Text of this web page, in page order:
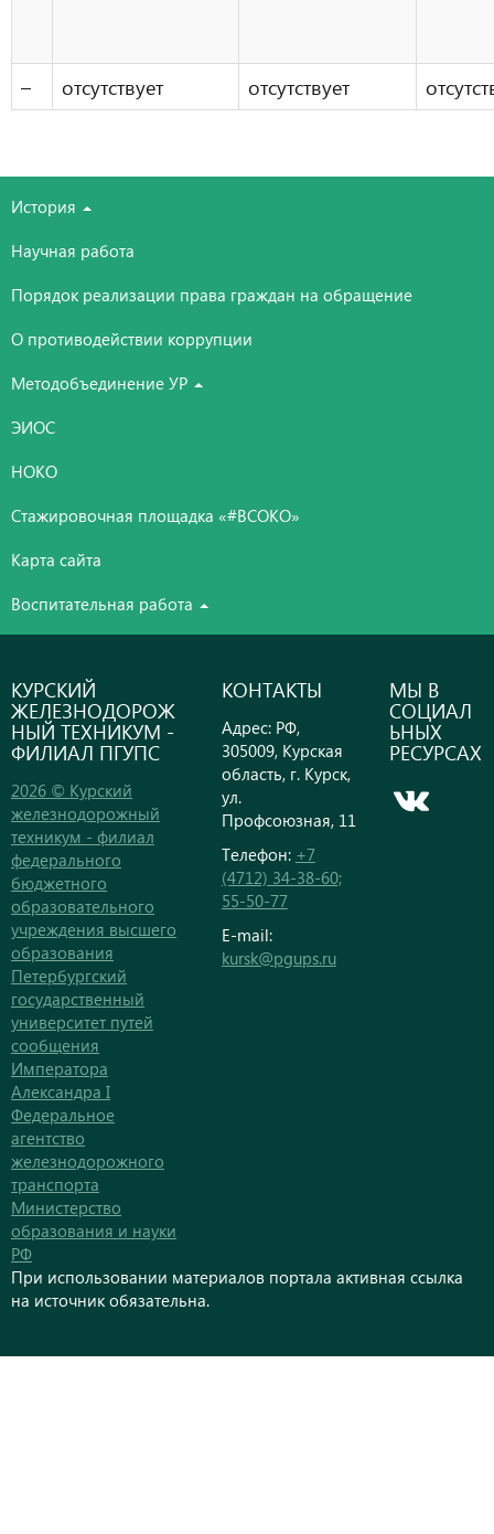
– отсутствует отсутствует
История
Научная работа
Порядок реализации права граждан на обращение
О противодействии коррупции
Методобъединение УР
ЭИОС
НОКО
Стажировочная площадка «#ВСОКО»
Карта сайта
Воспитательная работа
КУРСКИЙ
ЖЕЛЕЗНОДОРОЖ
НЫЙ ТЕХНИКУМ -
ФИЛИАЛ ПГУПС
2026 © Курский
железнодорожный
техникум - филиал
федерального
бюджетного
образовательного
учреждения высшего
образования
Петербургский
государственный
университет путей
сообщения
Императора
Александра I
Федеральное
агентство
железнодорожного
транспорта
Министерство
образования и науки
РФ
КОНТАКТЫ
Адрес: РФ,
305009, Курская
область, г. Курск,
ул.
Профсоюзная, 11
Телефон: +7
(4712) 34-38-60;
55-50-77
E-mail:
kursk@pgups.ru
МЫ В
СОЦИАЛ
ЬНЫХ
РЕСУРСАХ
При использовании материалов портала активная ссылка
на источник обязательна.